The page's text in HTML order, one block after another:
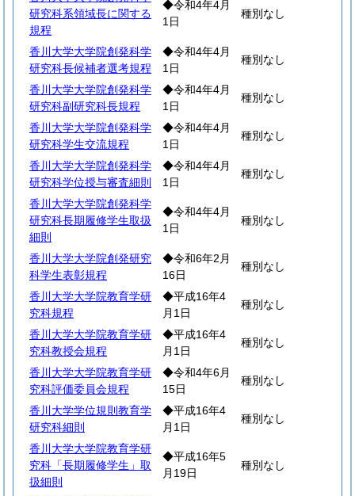
研究科系領域長に関する
規程
◆令和4年4月
1日
種別なし
香川大学大学院創発科学
研究科長候補者選考規程
◆令和4年4月
1日
種別なし
香川大学大学院創発科学
研究科副研究科長規程
◆令和4年4月
1日
種別なし
香川大学大学院創発科学
研究科学生交流規程
◆令和4年4月
1日
種別なし
香川大学大学院創発科学
研究科学位授与審査細則
◆令和4年4月
1日
種別なし
香川大学大学院創発科学
研究科長期履修学生取扱
細則
◆令和4年4月
1日
種別なし
香川大学大学院創発研究
科学生表彰規程
◆令和6年2月
16日
種別なし
香川大学大学院教育学研
究科規程
◆平成16年4
月1日
種別なし
香川大学大学院教育学研
究科教授会規程
◆平成16年4
月1日
種別なし
香川大学大学院教育学研
究科評価委員会規程
◆令和4年6月
15日
種別なし
香川大学学位規則教育学
研究科細則
◆平成16年4
月1日
種別なし
香川大学大学院教育学研
究科「長期履修学生」取
扱細則
◆平成16年5
月19日
種別なし